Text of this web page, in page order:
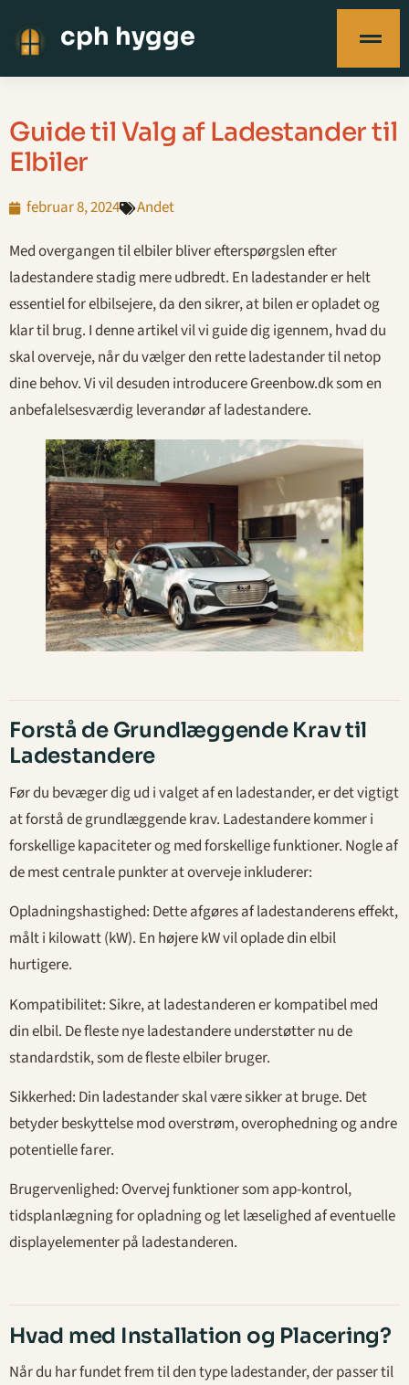
cph hygge
Guide til Valg af Ladestander til
Elbiler
februar 8, 2024
Andet
Med overgangen til elbiler bliver efterspørgslen efter
ladestandere stadig mere udbredt. En ladestander er helt
essentiel for elbilsejere, da den sikrer, at bilen er opladet og
klar til brug. I denne artikel vil vi guide dig igennem, hvad du
skal overveje, når du vælger den rette ladestander til netop
dine behov. Vi vil desuden introducere Greenbow.dk som en
anbefalelsesværdig leverandør af ladestandere.
Forstå de Grundlæggende Krav til
Ladestandere
Før du bevæger dig ud i valget af en ladestander, er det vigtigt
at forstå de grundlæggende krav. Ladestandere kommer i
forskellige kapaciteter og med forskellige funktioner. Nogle af
de mest centrale punkter at overveje inkluderer:
Opladningshastighed: Dette afgøres af ladestanderens effekt,
målt i kilowatt (kW). En højere kW vil oplade din elbil
hurtigere.
Kompatibilitet: Sikre, at ladestanderen er kompatibel med
din elbil. De fleste nye ladestandere understøtter nu de
standardstik, som de fleste elbiler bruger.
Sikkerhed: Din ladestander skal være sikker at bruge. Det
betyder beskyttelse mod overstrøm, overophedning og andre
potentielle farer.
Brugervenlighed: Overvej funktioner som app-kontrol,
tidsplanlægning for opladning og let læselighed af eventuelle
displayelementer på ladestanderen.
Hvad med Installation og Placering?
Når du har fundet frem til den type ladestander, der passer til